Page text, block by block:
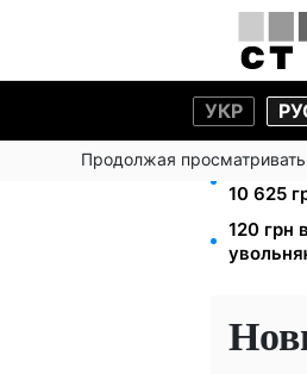
УКР
Продолжая
Пенсия
10 625
120 грн